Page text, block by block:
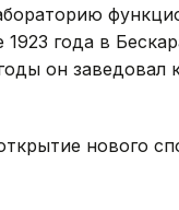
года в
он заведовал
нового